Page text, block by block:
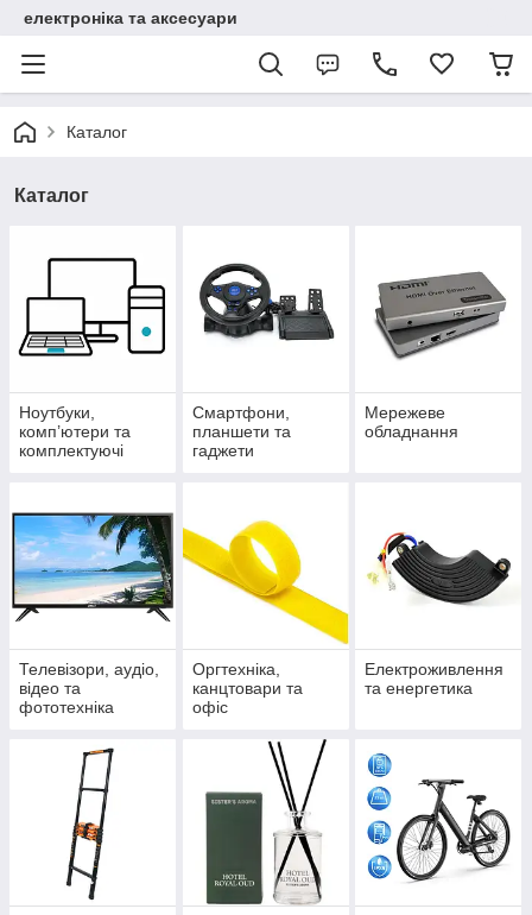
електроніка та аксесуари
Каталог
Каталог
Ноутбуки,
комп’ютери та
комплектуючі
Смартфони,
планшети та
гаджети
Мережеве
обладнання
Телевізори, аудіо,
відео та
фототехніка
Оргтехніка,
канцтовари та
офіс
Електроживлення
та енергетика